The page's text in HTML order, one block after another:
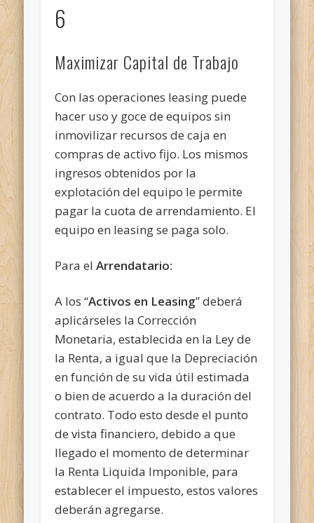
6
Maximizar Capital de Trabajo
Con las operaciones leasing puede
hacer uso y goce de equipos sin
inmovilizar recursos de caja en
compras de activo fijo. Los mismos
ingresos obtenidos por la
explotación del equipo le permite
pagar la cuota de arrendamiento. El
equipo en leasing se paga solo.
Para elArrendatario:
A los “Activos en Leasing” deberá
aplicárseles la Corrección
Monetaria, establecida en la Ley de
la Renta, a igual que la Depreciación
en función de su vida útil estimada
o bien de acuerdo a la duración del
contrato. Todo esto desde el punto
de vista financiero, debido a que
llegado el momento de determinar
la Renta Liquida Imponible, para
establecer el impuesto, estos valores
deberán agregarse.